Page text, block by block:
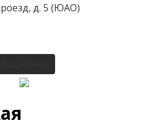
д. 5 (ЮАО)